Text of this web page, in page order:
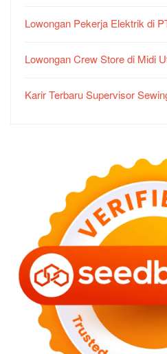
Lowongan Pekerja Elektrik di
Lowongan Crew Store di Midi
Karir Terbaru Supervisor